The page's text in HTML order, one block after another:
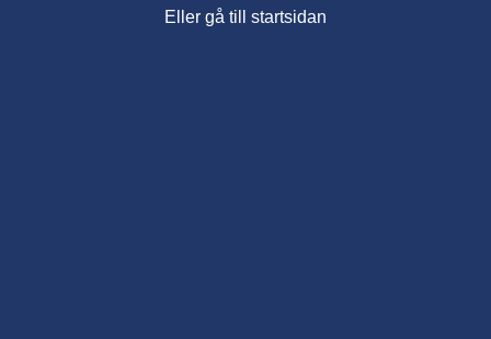
Eller gå till startsidan